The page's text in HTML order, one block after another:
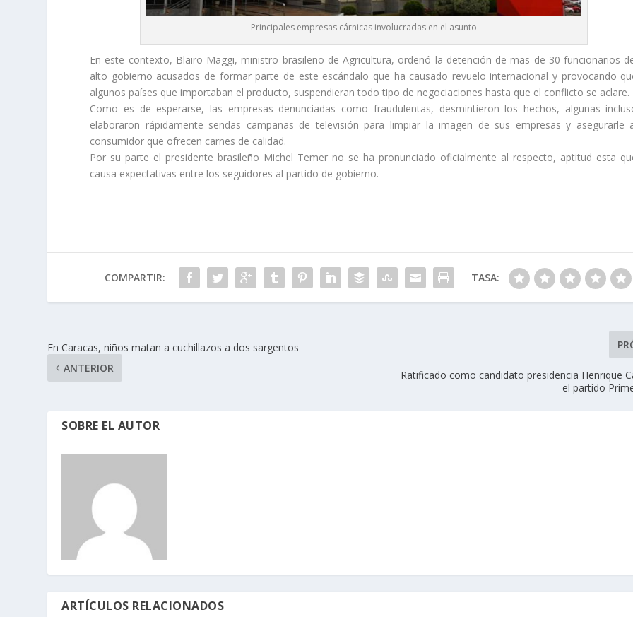
Principales empresas cárnicas involucradas en el asunto
En este contexto, Blairo Maggi, ministro brasileño de Agricultura, ordenó la detención de mas de 30 funcionarios
alto gobierno acusados de formar parte de este escándalo que ha causado revuelo internacional y provocando
algunos países que importaban el producto, suspendieran todo tipo de negociaciones hasta que el conflicto se aclare.
Como es de esperarse, las empresas denunciadas como fraudulentas, desmintieron los hechos, algunas
elaboraron rápidamente sendas campañas de televisión para limpiar la imagen de sus empresas y asegurarle
consumidor que ofrecen carnes de calidad.
Por su parte el presidente brasileño Michel Temer no se ha pronunciado oficialmente al respecto, aptitud esta
causa expectativas entre los seguidores al partido de gobierno.
COMPARTIR: TASA:
En Caracas, niños matan a cuchillazos a dos sargentos
ANTERIOR
Ratificado como candidato presidencia Henrique
el partido
SOBRE EL AUTOR
ARTÍCULOS RELACIONADOS